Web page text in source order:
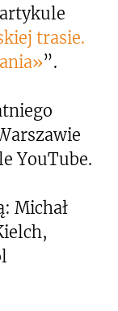
trasie.
”.
YouTube.
Michał